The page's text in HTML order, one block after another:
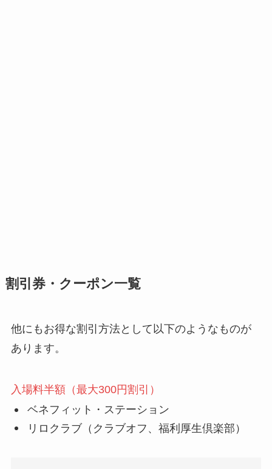
割引券・クーポン一覧
他にもお得な割引方法として以下のようなものが
あります。
入場料半額（最大300円割引）
ベネフィット・ステーション
リロクラブ（クラブオフ、福利厚生倶楽部）